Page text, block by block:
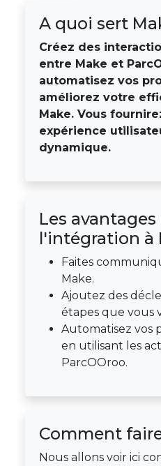
A quoi sert
Créez des
entre Make et
automatisez vos
améliorez votre
Make. Vous
expérience
dynamique.
Les avantages
l'intégration à
Faites
Make.
Ajoutez des
étapes que vous
Automatisez vos
en utilisant les
ParcOOroo.
Comment
Nous allons voir ici